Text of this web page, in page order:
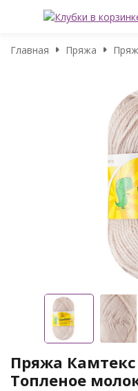
Главная Пряжа
Пряжа
Топленое